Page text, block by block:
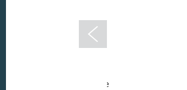
Léger - André Mare